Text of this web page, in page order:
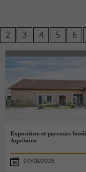
2 3 4 5 6
Exposition et parcours
Aquitaine
07/08/2026